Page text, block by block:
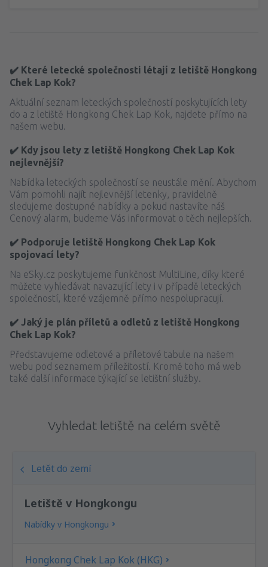
✔️ Které letecké společnosti létají z letiště Hongkong
Chek Lap Kok?
Aktuální seznam leteckých společností poskytujících lety
do a z letiště Hongkong Chek Lap Kok, najdete přímo na
našem webu.
✔️ Kdy jsou lety z letiště Hongkong Chek Lap Kok
nejlevnější?
Nabídka leteckých společností se neustále mění. Abychom
Vám pomohli najít nejlevnější letenky, pravidelně
sledujeme dostupné nabídky a pokud nastavíte náš
Cenový alarm, budeme Vás informovat o těch nejlepších.
✔️ Podporuje letiště Hongkong Chek Lap Kok
spojovací lety?
Na eSky.cz poskytujeme funkčnost MultiLine, díky které
můžete vyhledávat navazující lety i v případě leteckých
společností, které vzájemně přímo nespolupracují.
✔️ Jaký je plán příletů a odletů z letiště Hongkong
Chek Lap Kok?
Představujeme odletové a příletové tabule na našem
webu pod seznamem příležitostí. Kromě toho má web
také další informace týkající se letištní služby.
Vyhledat letiště na celém světě
Letět do zemí
Letiště v Hongkongu
Nabídky v Hongkongu
Hongkong Chek Lap Kok (HKG)